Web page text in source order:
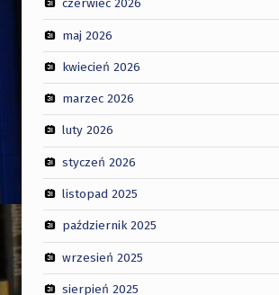
maj 2026
kwiecień 2026
marzec 2026
luty 2026
styczeń 2026
listopad 2025
październik 2025
wrzesień 2025
sierpień 2025